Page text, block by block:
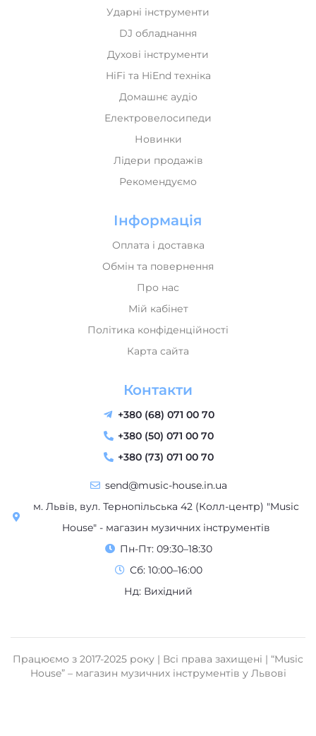
DJ обладнання
Духові інструменти
HiFi та HiEnd техніка
Домашнє аудіо
Електровелосипеди
Новинки
Лідери продажів
Рекомендуємо
Оплата і доставка
Обмін та повернення
Про нас
Мій кабінет
Політика конфіденційності
Карта сайта
+380 (68) 071 00 70
+380 (50) 071 00 70
+380 (73) 071 00 70
send@music-house.in.ua
м. Львів, вул. Тернопільська 42 (Колл-центр) "Music
House" - магазин музичних інструментів
Пн-Пт: 09:30–18:30
Сб: 10:00–16:00
Нд: Вихідний
Працюємо з 2017-2025 року | Всі права захищені | “Music
House” – магазин музичних інструментів у Львові